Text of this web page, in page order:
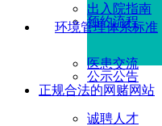
出入院指南
预约流程
医患交流
环境管理体系标准
公示公告
诚聘人才
正规合法的网赌网站